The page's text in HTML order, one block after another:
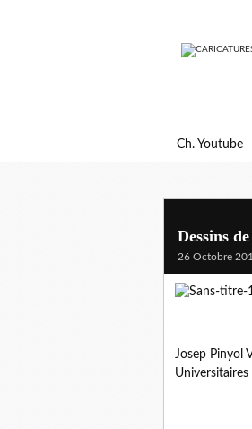
Ch. Youtube
Dessins
26 Octobre
Josep Pinyol